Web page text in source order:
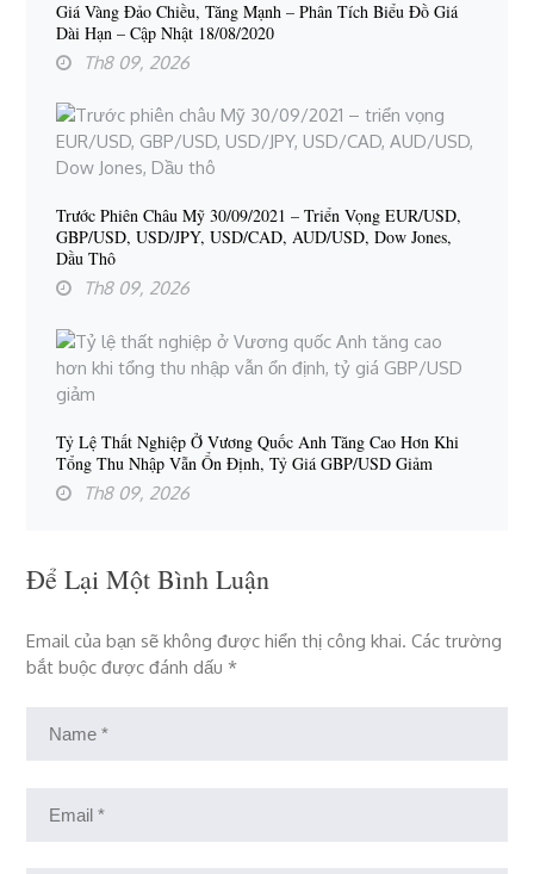
Giá Vàng Đảo Chiều, Tăng Mạnh – Phân Tích Biểu Đồ Giá
Dài Hạn – Cập Nhật 18/08/2020
Th8 09, 2026
Trước Phiên Châu Mỹ 30/09/2021 – Triển Vọng EUR/USD,
GBP/USD, USD/JPY, USD/CAD, AUD/USD, Dow Jones,
Dầu Thô
Th8 09, 2026
Tỷ Lệ Thất Nghiệp Ở Vương Quốc Anh Tăng Cao Hơn Khi
Tổng Thu Nhập Vẫn Ổn Định, Tỷ Giá GBP/USD Giảm
Th8 09, 2026
Để Lại Một Bình Luận
Email của bạn sẽ không được hiển thị công khai. Các trường
bắt buộc được đánh dấu*